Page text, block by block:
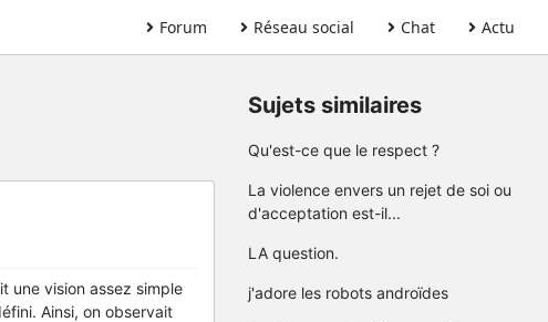
Forum Réseau social Chat Actu
une vision assez simple
Ainsi, on observait
Sujets similaires
Qu'est-ce que le respect ?
La violence envers un rejet de soi ou
d'acceptation est-il...
LA question.
j'adore les robots androïdes